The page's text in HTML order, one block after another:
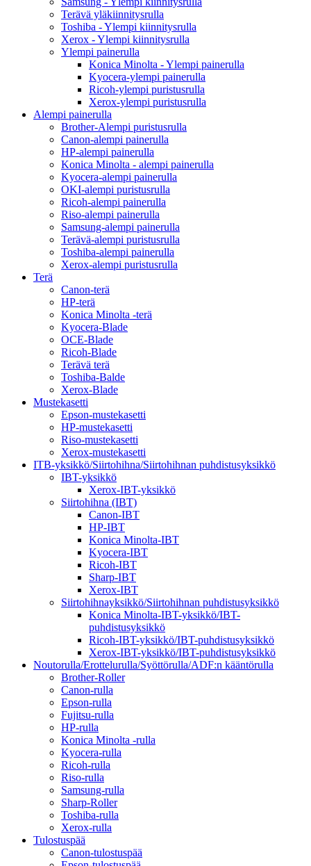
Terävä yläkiinnitysrulla
Toshiba - Ylempi kiinnitysrulla
Xerox - Ylempi kiinnitysrulla
Ylempi painerulla
Konica Minolta - Ylempi painerulla
Kyocera-ylempi painerulla
Ricoh-ylempi puristusrulla
Xerox-ylempi puristusrulla
Alempi painerulla
Brother-Alempi puristusrulla
Canon-alempi painerulla
HP-alempi painerulla
Konica Minolta - alempi painerulla
Kyocera-alempi painerulla
OKI-alempi puristusrulla
Ricoh-alempi painerulla
Riso-alempi painerulla
Samsung-alempi painerulla
Terävä-alempi puristusrulla
Toshiba-alempi painerulla
Xerox-alempi puristusrulla
Terä
Canon-terä
HP-terä
Konica Minolta -terä
Kyocera-Blade
OCE-Blade
Ricoh-Blade
Terävä terä
Toshiba-Balde
Xerox-Blade
Mustekasetti
Epson-mustekasetti
HP-mustekasetti
Riso-mustekasetti
Xerox-mustekasetti
ITB-yksikkö/Siirtohihna/Siirtohihnan puhdistusyksikkö
IBT-yksikkö
Xerox-IBT-yksikkö
Siirtohihna (IBT)
Canon-IBT
HP-IBT
Konica Minolta-IBT
Kyocera-IBT
Ricoh-IBT
Sharp-IBT
Xerox-IBT
Siirtohihnayksikkö/Siirtohihnan puhdistusyksikkö
Konica Minolta-IBT-yksikkö/IBT-
puhdistusyksikkö
Ricoh-IBT-yksikkö/IBT-puhdistusyksikkö
Xerox-IBT-yksikkö/IBT-puhdistusyksikkö
Noutorulla/Erottelurulla/Syöttörulla/ADF:n kääntörulla
Brother-Roller
Canon-rulla
Epson-rulla
Fujitsu-rulla
HP-rulla
Konica Minolta -rulla
Kyocera-rulla
Ricoh-rulla
Riso-rulla
Samsung-rulla
Sharp-Roller
Toshiba-rulla
Xerox-rulla
Tulostuspää
Canon-tulostuspää